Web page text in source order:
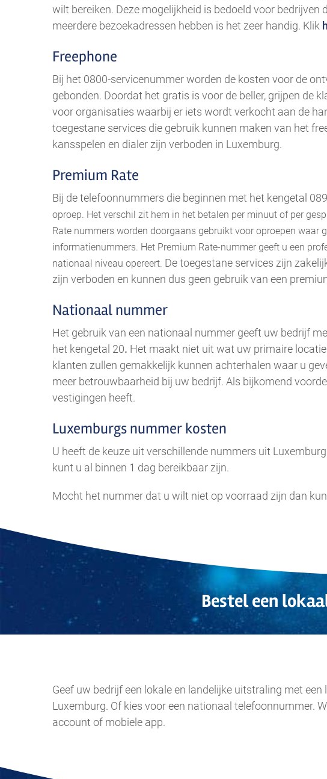
wilt bereiken. Deze mogelijkheid is bedoeld voor
meerdere bezoekadressen hebben is het zeer handig. Klik
Freephone
Bij het 0800-servicenummer worden de kosten voor de
gebonden. Doordat het gratis is voor de beller, grijpen de
voor organisaties waarbij er iets wordt verkocht aan de
toegestane services die gebruik kunnen maken van het
kansspelen en dialer zijn verboden in Luxemburg.
Premium Rate
Bij de telefoonnummers die beginnen met het kengetal 089
oproep. Het verschil zit hem in het betalen per minuut of per
Rate nummers worden doorgaans gebruikt voor oproepen
informatienummers. Het Premium Rate-nummer geeft u een
nationaal niveau opereert. De toegestane services zijn
zijn verboden en kunnen dus geen gebruik van een
Nationaal nummer
Het gebruik van een nationaal nummer geeft uw bedrijf
het kengetal 20. Het maakt niet uit wat uw primaire
klanten zullen gemakkelijk kunnen achterhalen waar u
meer betrouwbaarheid bij uw bedrijf. Als bijkomend
vestigingen heeft.
Luxemburgs nummer kosten
U heeft de keuze uit verschillende nummers uit
kunt u al binnen 1 dag bereikbaar zijn.
Mocht het nummer dat u wilt niet op voorraad zijn dan
Bestel een
Geef uw bedrijf een lokale en landelijke uitstraling met
Luxemburg. Of kies voor een nationaal telefoonnummer.
account of mobiele app.